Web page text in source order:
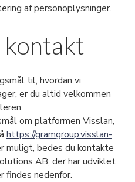
af personoplysninger.
til, hvordan vi
er du altid velkommen
om platformen Visslan,
https://gramgroup.visslan-
muligt, bedes du kontakte
AB, der har udviklet
findes nedenfor.